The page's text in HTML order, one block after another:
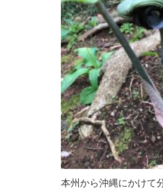
本州から沖縄にかけて